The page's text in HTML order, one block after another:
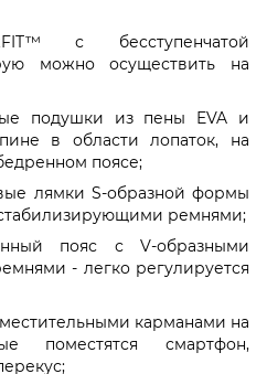
с бесступенчатой
можно осуществить на
подушки из пены EVA и
в области лопаток, на
поясе;
лямки S-образной формы
ремнями;
пояс с V-образными
- легко регулируется
карманами на
поместятся смартфон,